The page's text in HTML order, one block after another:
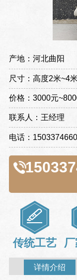
产地：河北曲阳
尺寸：高度2米~4
价格：3000元
联系人：王经理
电话：
传统工艺
详情介绍